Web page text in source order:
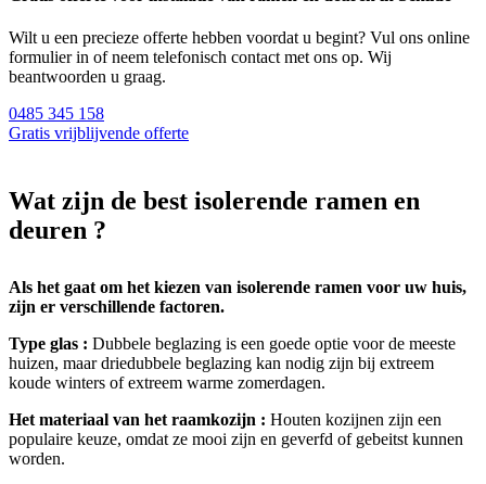
Wilt u een precieze offerte hebben voordat u begint? Vul ons online
formulier in of neem telefonisch contact met ons op. Wij
beantwoorden u graag.
0485 345 158
Gratis vrijblijvende offerte
Wat zijn de best isolerende ramen en
deuren ?
Als het gaat om het kiezen van isolerende ramen voor uw huis,
zijn er verschillende factoren.
Type glas : Dubbele beglazing is een goede optie voor de meeste
huizen, maar driedubbele beglazing kan nodig zijn bij extreem
koude winters of extreem warme zomerdagen.
Het materiaal van het raamkozijn : Houten kozijnen zijn een
populaire keuze, omdat ze mooi zijn en geverfd of gebeitst kunnen
worden.